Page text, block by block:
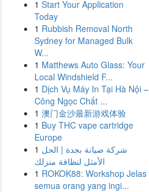
1 Start Your Application
Today
1 Rubbish Removal North
Sydney for Managed Bulk
W...
1 Matthews Auto Glass: Your
Local Windshield F...
1 Dịch Vụ Máy In Tại Hà Nội –
Công Ngọc Chất ...
1 澳门金沙最新游戏体验
1 Buy THC vape cartridge
Europe
1 شركة صيانة بجدة | الحل
الأمثل لنظافة منزلك
1 ROKOK88: Workshop Jelas
semua orang yang ingi...